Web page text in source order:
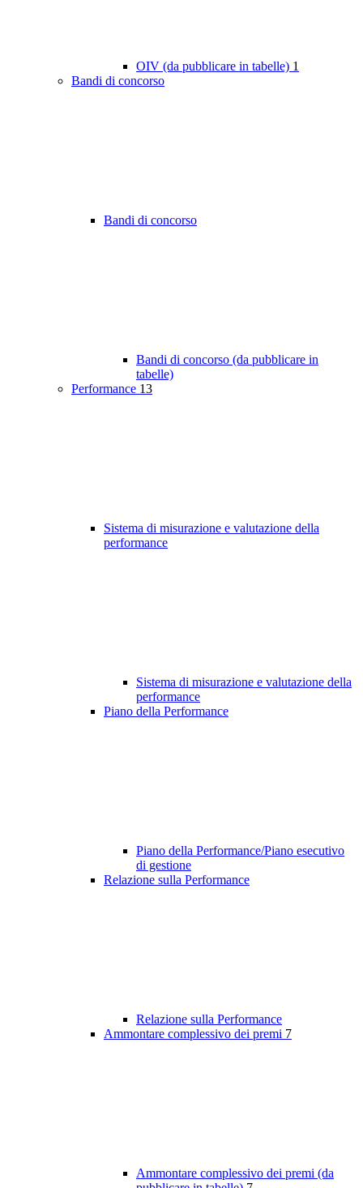
OIV (da pubblicare in tabelle) 1
Bandi di concorso
Bandi di concorso
Bandi di concorso (da pubblicare in
tabelle)
Performance 13
Sistema di misurazione e valutazione della
performance
Sistema di misurazione e valutazione della
performance
Piano della Performance
Piano della Performance/Piano esecutivo
di gestione
Relazione sulla Performance
Relazione sulla Performance
Ammontare complessivo dei premi 7
Ammontare complessivo dei premi (da